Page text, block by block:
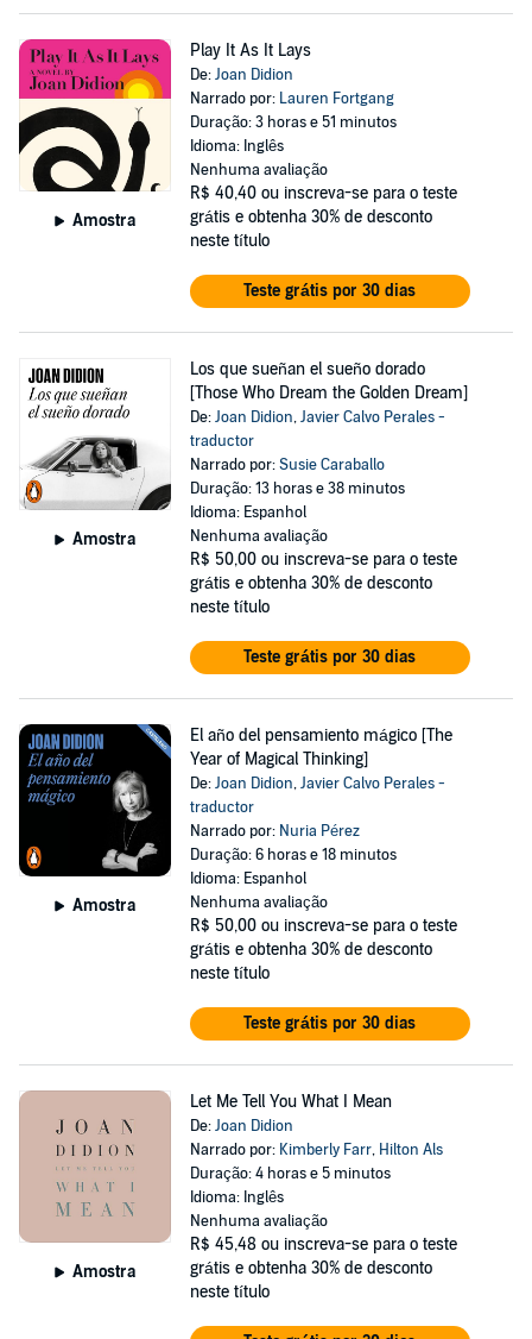
Amostra
Play It As It Lays
De:Joan Didion
Narrado por: Lauren Fortgang
Duração: 3 horas e 51 minutos
Idioma: Inglês
Nenhuma avaliação
R$ 40,40 ou inscreva-se para o teste
grátis e obtenha 30% de desconto
neste título
Teste grátis por 30 dias
Amostra
Los que sueñan el sueño dorado
[Those Who Dream the Golden Dream]
De:Joan Didion,Javier Calvo Perales -
traductor
Narrado por:Susie Caraballo
Duração: 13 horas e 38 minutos
Idioma: Espanhol
Nenhuma avaliação
R$ 50,00 ou inscreva-se para o teste
grátis e obtenha 30% de desconto
neste título
Teste grátis por 30 dias
Amostra
El año del pensamiento mágico [The
Year of Magical Thinking]
De:Joan Didion,Javier Calvo Perales -
traductor
Narrado por: Nuria Pérez
Duração: 6 horas e 18 minutos
Idioma: Espanhol
Nenhuma avaliação
R$ 50,00 ou inscreva-se para o teste
grátis e obtenha 30% de desconto
neste título
Teste grátis por 30 dias
Amostra
Let Me Tell You What I Mean
De:Joan Didion
Narrado por: Kimberly Farr, Hilton Als
Duração: 4 horas e 5 minutos
Idioma: Inglês
Nenhuma avaliação
R$ 45,48 ou inscreva-se para o teste
grátis e obtenha 30% de desconto
neste título